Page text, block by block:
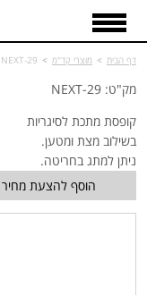
דף הבית > מוצרי קד"מ >
NEXT-29
מק"ט: NEXT-29
קופסת מתכת לסיגריות
בשילוב מצת ומטען.
ניתן למתג בחריטה.
הוסף להצעת מחיר